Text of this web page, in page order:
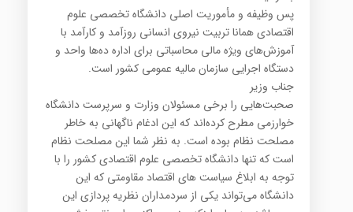
پس وظیفه و مأموریت اصلی دانشگاه تخصصی علوم
اقتصادی همانا تربیت نیروی انسانی روزآمد و کارآمد با
آموزش‌های ویژه مالی محاسباتی برای اداره ده‌ها واحد و
دستگاه اجرایی سازمان مالیه عمومی کشور است.
جناب وزیر
صحبت‌هایی را برخی مسئولان وزارت و سرپرست دانشگاه
خوارزمی مطرح کرده‌اند که این ادغام ناگهانی به خاطر
مصلحت نظام بوده است. به نظر شما این مصلحت نظام
است که تنها دانشگاه تخصصی علوم اقتصادی کشور را با
توجه به ابلاغ سیاست های اقتصاد مقاومتی که این
دانشگاه می‌تواند یکی از سردمداران نظریه پردازی این